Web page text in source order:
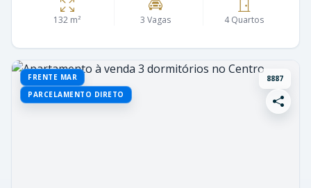
132 m² 3 Vagas 4 Quartos
FRENTE MAR
PARCELAMENTO DIRETO
8887